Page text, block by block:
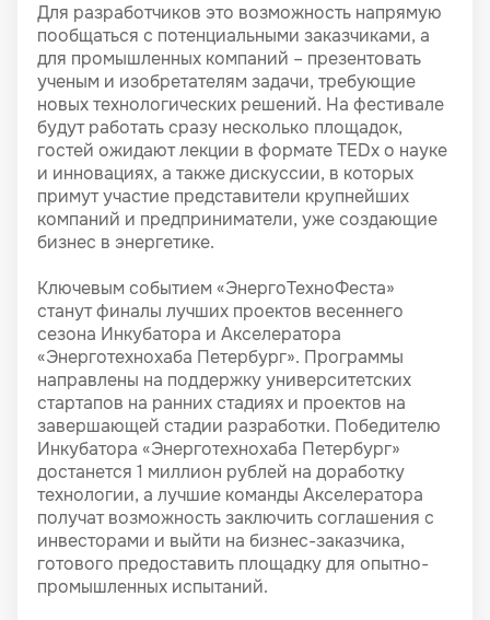
Для разработчиков это возможность напрямую
пообщаться с потенциальными заказчиками, а
для промышленных компаний – презентовать
ученым и изобретателям задачи, требующие
новых технологических решений. На фестивале
будут работать сразу несколько площадок,
гостей ожидают лекции в формате TEDx о науке
и инновациях, а также дискуссии, в которых
примут участие представители крупнейших
компаний и предприниматели, уже создающие
бизнес в энергетике.
Ключевым событием «ЭнергоТехноФеста»
станут финалы лучших проектов весеннего
сезона Инкубатора и Акселератора
«Энерготехнохаба Петербург». Программы
направлены на поддержку университетских
стартапов на ранних стадиях и проектов на
завершающей стадии разработки. Победителю
Инкубатора «Энерготехнохаба Петербург»
достанется 1 миллион рублей на доработку
технологии, а лучшие команды Акселератора
получат возможность заключить соглашения с
инвесторами и выйти на бизнес-заказчика,
готового предоставить площадку для опытно-
промышленных испытаний.